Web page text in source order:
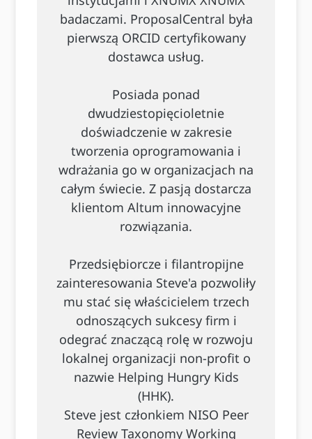
badaczami. ProposalCentral była
pierwszą ORCID certyfikowany
dostawca usług.
Posiada ponad
dwudziestopięcioletnie
doświadczenie w zakresie
tworzenia oprogramowania i
wdrażania go w organizacjach na
całym świecie. Z pasją dostarcza
klientom Altum innowacyjne
rozwiązania.
Przedsiębiorcze i filantropijne
zainteresowania Steve'a pozwoliły
mu stać się właścicielem trzech
odnoszących sukcesy firm i
odegrać znaczącą rolę w rozwoju
lokalnej organizacji non-profit o
nazwie Helping Hungry Kids
(HHK).
Steve jest członkiem NISO Peer
Review Taxonomy Working